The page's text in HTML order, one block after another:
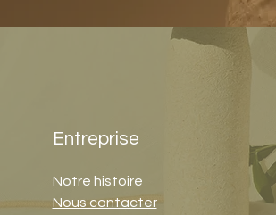
Entreprise
Notre histoire
Nous contacter